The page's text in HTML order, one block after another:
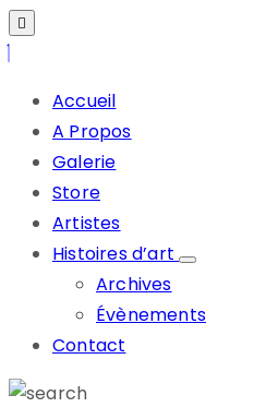
Accueil
A Propos
Galerie
Store
Artistes
Histoires d’art
Archives
Évènements
Contact